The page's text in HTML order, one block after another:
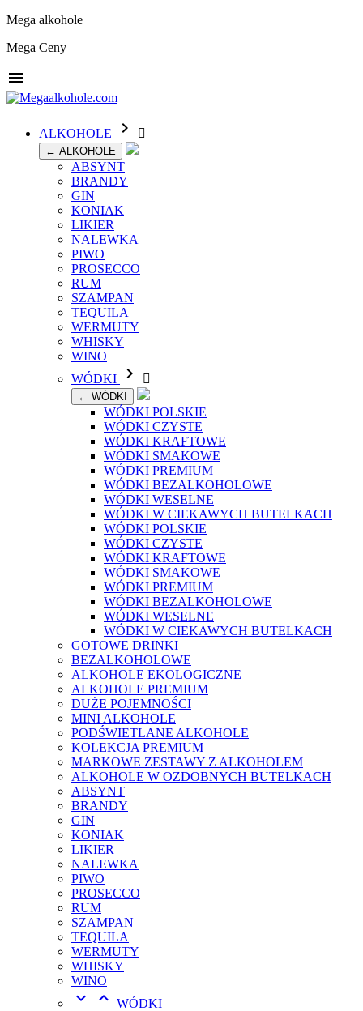
Mega alkohole
Mega Ceny

ALKOHOLE  
← ALKOHOLE
ABSYNT
BRANDY
GIN
KONIAK
LIKIER
NALEWKA
PIWO
PROSECCO
RUM
SZAMPAN
TEQUILA
WERMUTY
WHISKY
WINO
WÓDKI
 
← WÓDKI
WÓDKI POLSKIE
WÓDKI CZYSTE
WÓDKI KRAFTOWE
WÓDKI SMAKOWE
WÓDKI PREMIUM
WÓDKI BEZALKOHOLOWE
WÓDKI WESELNE
WÓDKI W CIEKAWYCH BUTELKACH
WÓDKI POLSKIE
WÓDKI CZYSTE
WÓDKI KRAFTOWE
WÓDKI SMAKOWE
WÓDKI PREMIUM
WÓDKI BEZALKOHOLOWE
WÓDKI WESELNE
WÓDKI W CIEKAWYCH BUTELKACH
GOTOWE DRINKI
BEZALKOHOLOWE
ALKOHOLE EKOLOGICZNE
ALKOHOLE PREMIUM
DUŻE POJEMNOŚCI
MINI ALKOHOLE
PODŚWIETLANE ALKOHOLE
KOLEKCJA PREMIUM
MARKOWE ZESTAWY Z ALKOHOLEM
ALKOHOLE W OZDOBNYCH BUTELKACH
ABSYNT
BRANDY
GIN
KONIAK
LIKIER
NALEWKA
PIWO
PROSECCO
RUM
SZAMPAN
TEQUILA
WERMUTY
WHISKY
WINO
  WÓDKI